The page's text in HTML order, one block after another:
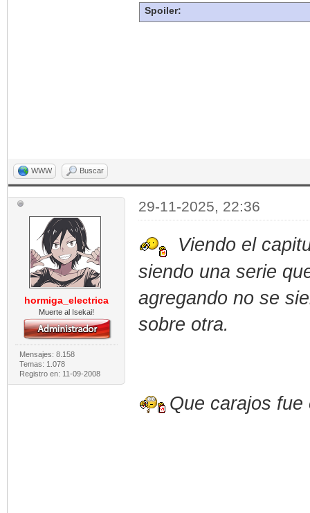
Spoiler:
WWW Buscar
hormiga_electrica
Muerte al Isekai!
Mensajes: 8.158
Temas: 1.078
Registro en: 11-09-2008
29-11-2025, 22:36
Viendo el
siendo una serie
agregando no se
sobre otra.
Que carajos